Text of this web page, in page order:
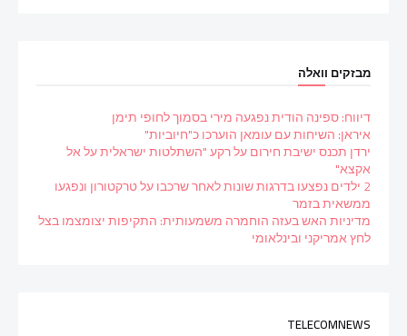
מבזקים וואלה
דיווח: ספינה הודית נפגעה מירי בסמוך לחופי תימן
איראן: השיחות עם עומאן הוערכו כ"חיוביות"
ירדן תכנס ישיבת חירום על רקע "השתלטות ישראלית על אל
אקצא"
2 ילדים נפצעו בדרגות שונות לאחר שרכבו על טרקטורון ונפגעו
ממשאית בזמר
מדיניות האש בעזה הוחמרה משמעותית: התקיפות יצומצמו בצל
לחץ אמריקני ובינלאומי
TELECOMNEWS